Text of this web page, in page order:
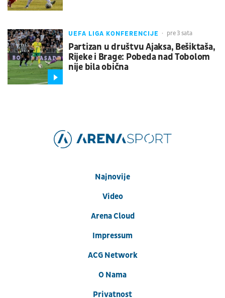
UEFA LIGA KONFERENCIJE pre 3 sata
Partizan u društvu Ajaksa, Bešiktaša,
Rijeke i Brage: Pobeda nad Tobolom
nije bila obična
Najnovije
Video
Arena Cloud
Impressum
ACG Network
O Nama
Privatnost